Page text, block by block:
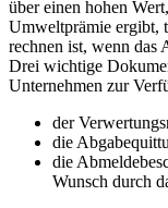
über einen hohen
Umweltprämie ergibt,
rechnen ist, wenn das
Drei wichtige
Unternehmen zur
der
die
die
Wunsch durch